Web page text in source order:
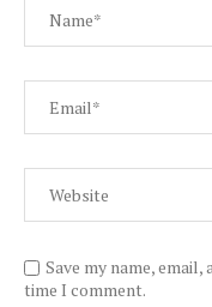
Save my name,
time I comment.